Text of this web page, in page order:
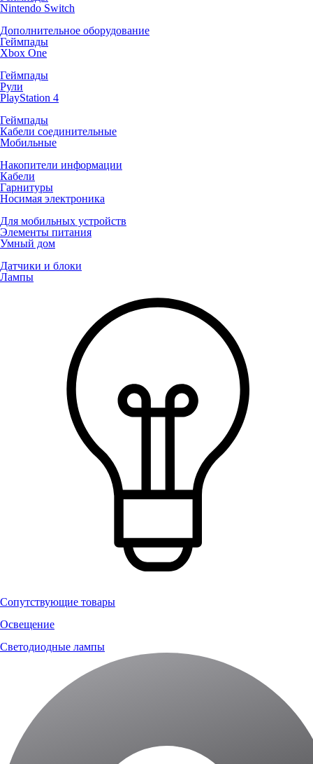
Nintendo Switch
Дополнительное оборудование
Геймпады
Xbox One
Геймпады
Рули
PlayStation 4
Геймпады
Кабели соединительные
Мобильные
Накопители информации
Кабели
Гарнитуры
Носимая электроника
Для мобильных устройств
Элементы питания
Умный дом
Датчики и блоки
Лампы
Сопутствующие товары
Освещение
Светодиодные лампы